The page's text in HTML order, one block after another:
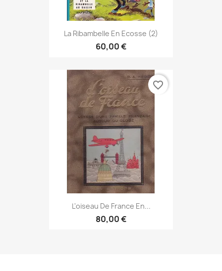
La Ribambelle En Ecosse (2)
60,00 €
L'oiseau De France En...
80,00 €
favorite_border